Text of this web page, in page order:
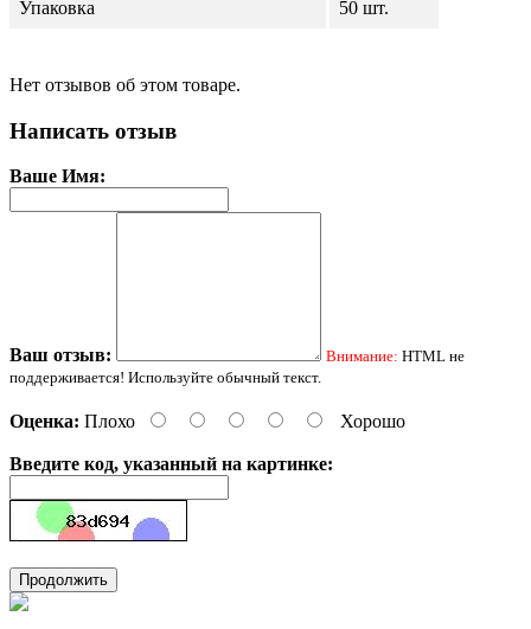
Упаковка 50 шт.
Нет отзывов об этом товаре.
Написать отзыв
Ваше Имя:
Ваш отзыв: Внимание: HTML не
поддерживается! Используйте обычный текст.
Оценка: Плохо Хорошо
Введите код, указанный на картинке:
Продолжить